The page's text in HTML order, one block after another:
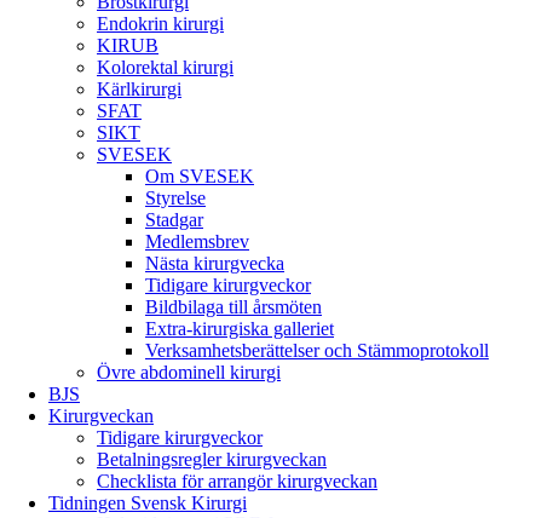
Endokrin kirurgi
KIRUB
Kolorektal kirurgi
Kärlkirurgi
SFAT
SIKT
SVESEK
Om SVESEK
Styrelse
Stadgar
Medlemsbrev
Nästa kirurgvecka
Tidigare kirurgveckor
Bildbilaga till årsmöten
Extra-kirurgiska galleriet
Verksamhetsberättelser och Stämmoprotokoll
Övre abdominell kirurgi
BJS
Kirurgveckan
Tidigare kirurgveckor
Betalningsregler kirurgveckan
Checklista för arrangör kirurgveckan
Tidningen Svensk Kirurgi